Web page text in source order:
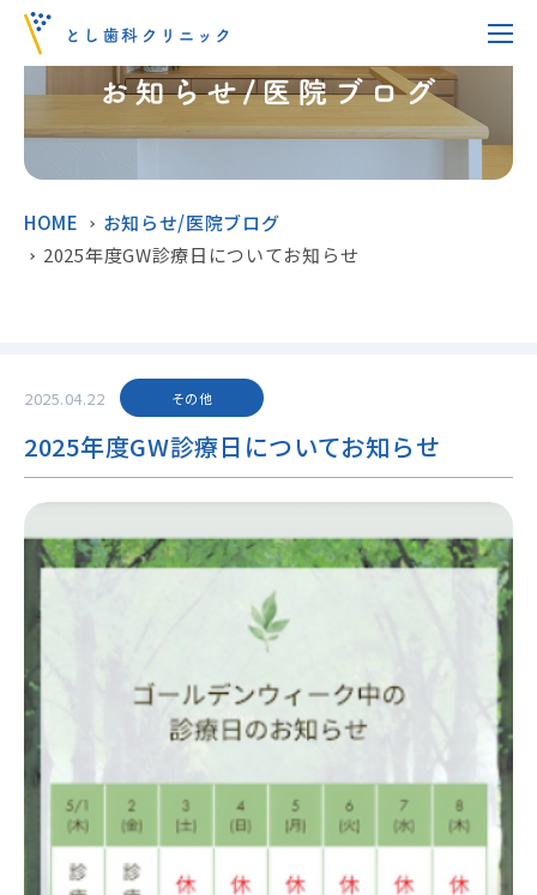
HOME
お知らせ/医院ブログ
2025年度GW診療日についてお知らせ
2025.04.22 その他
2025年度GW診療日についてお知らせ